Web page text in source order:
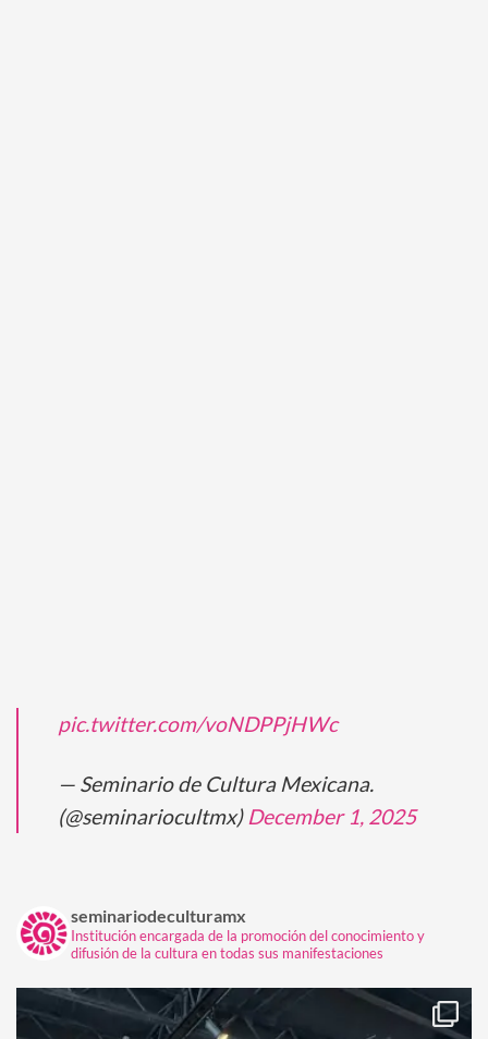
pic.twitter.com/voNDPPjHWc
— Seminario de Cultura Mexicana.
(@seminariocultmx) December 1, 2025
seminariodeculturamx
Institución encargada de la promoción del conocimiento y
difusión de la cultura en todas sus manifestaciones